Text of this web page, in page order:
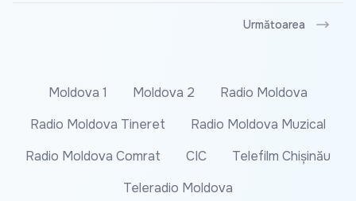
Următoarea
Moldova 1 Moldova 2
Radio Moldova
Radio Moldova Tineret
Radio Moldova Muzical
Radio Moldova Comrat
CIC
Telefilm Chișinău
Teleradio Moldova